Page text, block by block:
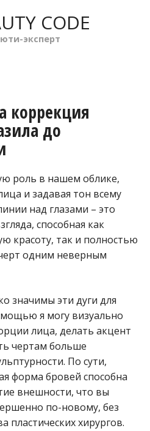
CODE
эксперт
коррекция
до
роль в нашем облике,
и задавая тон всему
над глазами – это
способная как
красоту, так и полностью
одним неверным
значимы эти дуги для
я могу визуально
лица, делать акцент
чертам больше
По сути,
форма бровей способна
внешности, что вы
по-новому, без
пластических хирургов.